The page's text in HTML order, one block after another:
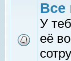
Все
У
её